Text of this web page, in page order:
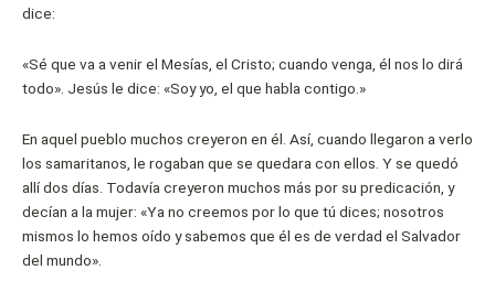
dice:
«Sé que va a venir el Mesías, el Cristo; cuando venga, él nos lo dirá
todo». Jesús le dice: «Soy yo, el que habla contigo.»
En aquel pueblo muchos creyeron en él. Así, cuando llegaron a verlo
los samaritanos, le rogaban que se quedara con ellos. Y se quedó
allí dos días. Todavía creyeron muchos más por su predicación, y
decían a la mujer: «Ya no creemos por lo que tú dices; nosotros
mismos lo hemos oído y sabemos que él es de verdad el Salvador
del mundo».